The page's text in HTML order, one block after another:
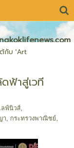
ต้กับ 'Art
ฟ้าสู่เวที
ลฟ์นิวส์,
า กระทรวงพาณิชย์